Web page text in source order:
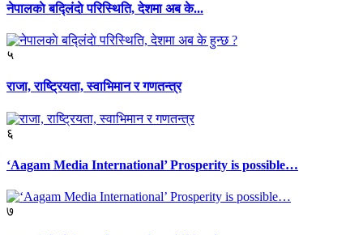
नेपालकाे बद्लिंदाे परिस्थिति, देशमा अब के...
५
राजा, राष्ट्रियता, स्वाभिमान र गणतन्त्र
६
‘Aagam Media International’ Prosperity is possible…
७